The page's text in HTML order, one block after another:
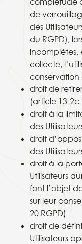
complétude
de
des
du RGPD),
incomplètes,
collecte,
conservation
droit de
(article 13-2c
droit à la
des
droit
des
droit à la
Utilisateurs
font l’objet
sur leur
20 RGPD)
droit de
Utilisateurs